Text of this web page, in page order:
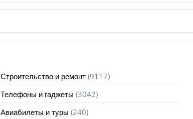
Строительство и ремонт (9117)
Телефоны и гаджеты (3042)
Авиабилеты и туры (240)